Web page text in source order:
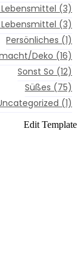
(3)
(3)
Persönliches (1)
Deko (16)
Sonst So (12)
Süßes (75)
(1)
Edit Template